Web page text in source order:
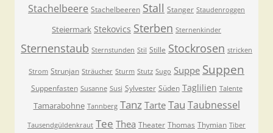
Stachelbeere Stachelbeeren Stall Stanger Staudenroggen
Steiermark Stekovics Sterben Sternenkinder
Sternenstaub Sternstunden Stil Stille Stockrosen stricken
Strom Strunjan Sträucher Sturm Stutz Sugo Suppe Suppen
Suppenfasten Susanne Susi Sylvester Süden Taglilien Talente
Tamarabohne Tannberg Tanz Tarte Tau Taubnessel
Tausendgüldenkraut Tee Thea Theater Thomas Thymian Tiber